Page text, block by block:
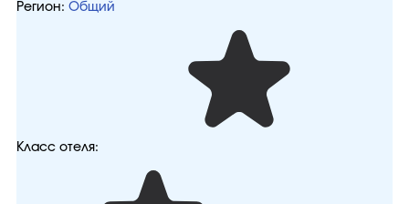
Регион: Общий
Класс отеля: